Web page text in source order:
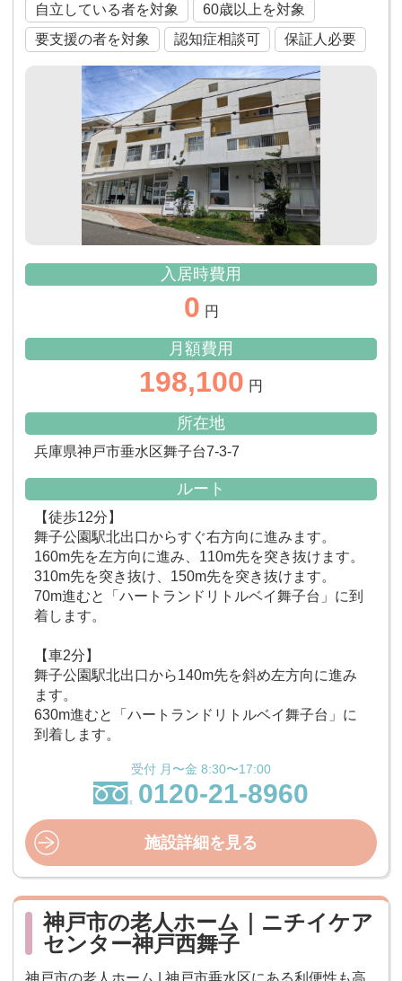
自立している者を対象
60歳以上を対象
要支援の者を対象
認知症相談可 保証人必要
入居時費用
0 円
月額費用
198,100 円
所在地
兵庫県神戸市垂水区舞子台7-3-7
ルート
【徒歩12分】
舞子公園駅北出口からすぐ右方向に進みます。
160m先を左方向に進み、110m先を突き抜けます。
310m先を突き抜け、150m先を突き抜けます。
70m進むと「ハートランドリトルベイ舞子台」に到
着します。
【車2分】
舞子公園駅北出口から140m先を斜め左方向に進み
ます。
630m進むと「ハートランドリトルベイ舞子台」に
到着します。
受付 月〜金 8:30〜17:00
0120-21-8960
施設詳細を見る
神戸市の老人ホーム｜ニチイケア
センター神戸西舞子
神戸市の老人ホーム | 神戸市垂水区にある利便性も高